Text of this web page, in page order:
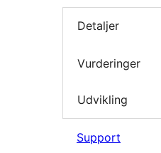
Detaljer
Vurderinger
Udvikling
Support